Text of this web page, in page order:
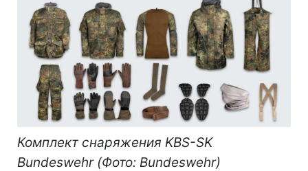
Комплект снаряжения KBS-SK
Bundeswehr (Фото: Bundeswehr)